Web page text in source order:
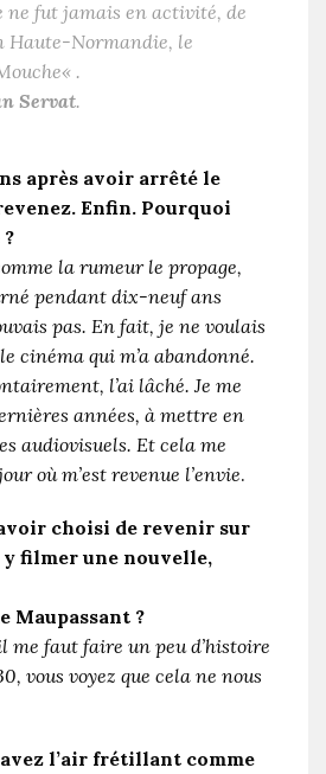
ne fut jamais en activité, de
Haute-Normandie, le
« .
Servat.
après avoir arrêté le
Enfin. Pourquoi
la rumeur le propage,
pendant dix-neuf ans
pas. En fait, je ne voulais
cinéma qui m’a abandonné.
l’ai lâché. Je me
années, à mettre en
audiovisuels. Et cela me
où m’est revenue l’envie.
choisi de revenir sur
filmer une nouvelle,
Maupassant ?
me faut faire un peu d’histoire
vous voyez que cela ne nous
avez l’air frétillant comme